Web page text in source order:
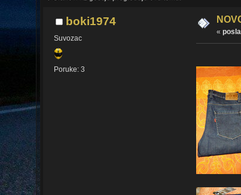
boki1974
Suvozac
Poruke: 3
«